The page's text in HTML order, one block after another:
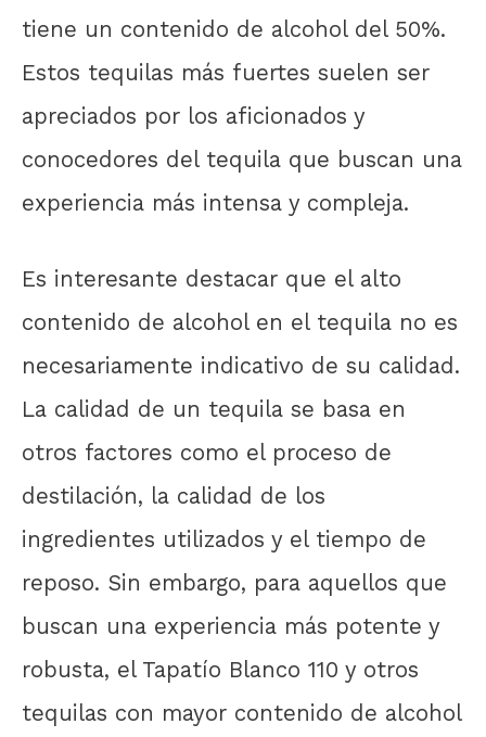
tiene un contenido de alcohol del 50%.
Estos tequilas más fuertes suelen ser
apreciados por los aficionados y
conocedores del tequila que buscan una
experiencia más intensa y compleja.
Es interesante destacar que el alto
contenido de alcohol en el tequila no es
necesariamente indicativo de su calidad.
La calidad de un tequila se basa en
otros factores como el proceso de
destilación, la calidad de los
ingredientes utilizados y el tiempo de
reposo. Sin embargo, para aquellos que
buscan una experiencia más potente y
robusta, el Tapatío Blanco 110 y otros
tequilas con mayor contenido de alcohol